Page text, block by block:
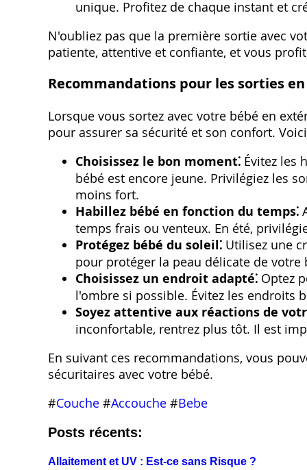
unique. Profitez de chaque instant et
N'oubliez pas que la première sortie avec
patiente, attentive et confiante, et vous
Recommandations pour les sorties
Lorsque vous sortez avec votre bébé en
pour assurer sa sécurité et son confort.
Choisissez le bon moment⁚ Évitez les
bébé est encore jeune. Privilégiez les
moins fort.
Habillez bébé en fonction du temps⁚
temps frais ou venteux. En été,
Protégez bébé du soleil⁚ Utilisez une
pour protéger la peau délicate de votre
Choisissez un endroit adapté⁚ Optez
l'ombre si possible. Évitez les endroits
Soyez attentive aux réactions de
inconfortable, rentrez plus tôt. Il est
En suivant ces recommandations, vous
sécuritaires avec votre bébé.
#Couche #Accouche #Bebe
Posts récents:
Allaitement et UV : Est-ce sans Risque ?